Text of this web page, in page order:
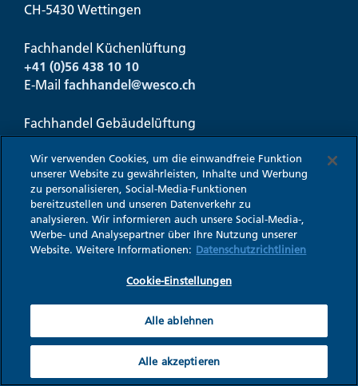
CH-5430 Wettingen
Fachhandel Küchenlüftung
+41 (0)56 438 10 10
E-Mail fachhandel@wesco.ch
Fachhandel Gebäudelüftung
+41 (0)56 438 10 10
E-Mailventilation@wesco.ch
Privatkunden
+41 (0)56 438 10 10
E-Mailkundendienst@wesco.ch
Folgen Sie uns
f l v
Wir verwenden Cookies, um die einwandfreie Funktion
unserer Website zu gewährleisten, Inhalte und Werbung
zu personalisieren, Social-Media-Funktionen
bereitzustellen und unseren Datenverkehr zu
analysieren. Wir informieren auch unsere Social-Media-,
Werbe- und Analysepartner über Ihre Nutzung unserer
Website. Weitere Informationen: Datenschutzrichtlinien
Cookie-Einstellungen
Alle ablehnen
Alle akzeptieren